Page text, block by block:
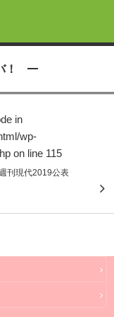
in
wp-
on line 115
刊現代2019公表